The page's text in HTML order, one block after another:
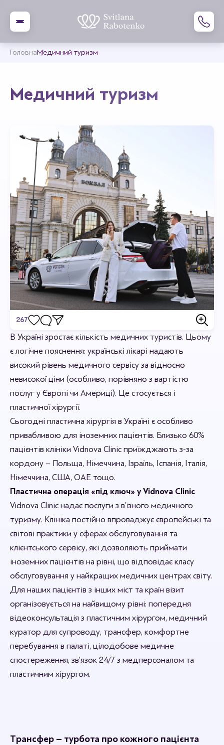
ГоловнаМедичний туризм
Медичний туризм
267
Відгуки
Станьте першим хто залишить відгук.
В Україні зростає кількість медичних туристів. Цьому
є логічне пояснення: українські лікарі надають
високий рівень медичного сервісу за відносно
невисокої ціни (особливо, порівняно з вартістю
послуг у Європі чи Америці). Це стосується і
пластичної хірургії.
Сьогодні пластична хірургія в Україні є особливо
привабливою для іноземних пацієнтів. Близько 60%
пацієнтів клініки Vidnova Clinic приїжджають з-за
кордону – Польща, Німеччина, Ізраїль, Іспанія, Італія,
Німеччина, США, ОАЕ тощо.
Пластична операція «під ключ» у Vidnova Clinic
Vidnova Clinic надає послуги з в’їзного медичного
туризму. Клініка постійно впроваджує європейські та
світові практики у сферах обслуговування та
клієнтського сервісу, які дозволяють приймати
іноземних пацієнтів на рівні, що відповідає класу
обслуговування у найкращих медичних центрах світу.
Для наших пацієнтів з інших міст та країн візит
організовується на найвищому рівні: попередня
відеоконсультація з пластичним хірургом, медичний
куратор для супроводу, трансфер, комфортне
перебування в палаті, цілодобове медичне
спостереження, зв’язок 24/7 з медперсоналом та
пластичним хірургом.
Трансфер – турбота про кожного пацієнта